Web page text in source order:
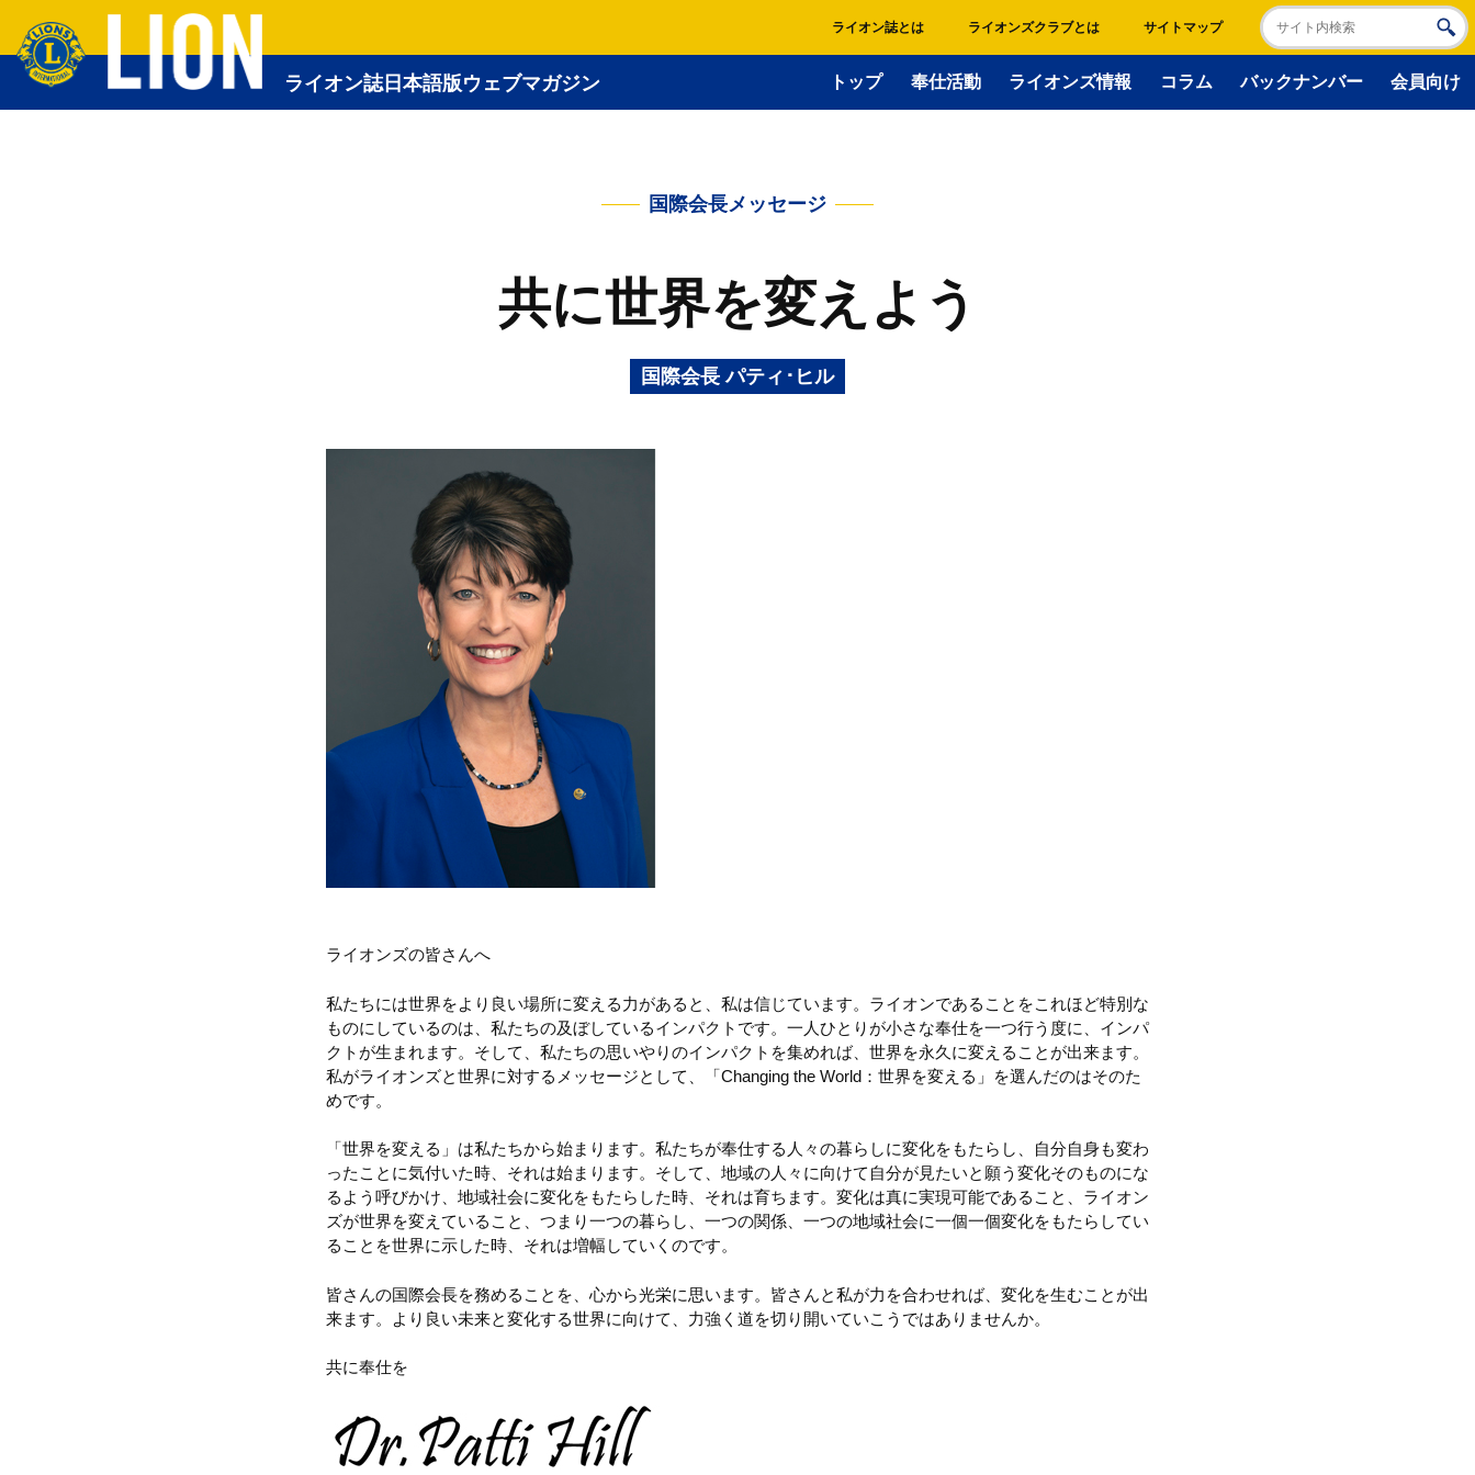
ライオン誌日本語版ウェブマガジン
ライオン誌とは ライオンズクラブとは サイトマップ
トップ 奉仕活動 ライオンズ情報 コラム バックナンバー 会員向け
国際会長メッセージ
共に世界を変えよう
国際会長 パティ･ヒル
ライオンズの皆さんへ
私たちには世界をより良い場所に変える力があると、私は信じています。ライオンであることをこれほど特別な
ものにしているのは、私たちの及ぼしているインパクトです。一人ひとりが小さな奉仕を一つ行う度に、インパ
クトが生まれます。そして、私たちの思いやりのインパクトを集めれば、世界を永久に変えることが出来ます。
私がライオンズと世界に対するメッセージとして、「Changing the World：世界を変える」を選んだのはそのた
めです。
「世界を変える」は私たちから始まります。私たちが奉仕する人々の暮らしに変化をもたらし、自分自身も変わ
ったことに気付いた時、それは始まります。そして、地域の人々に向けて自分が見たいと願う変化そのものにな
るよう呼びかけ、地域社会に変化をもたらした時、それは育ちます。変化は真に実現可能であること、ライオン
ズが世界を変えていること、つまり一つの暮らし、一つの関係、一つの地域社会に一個一個変化をもたらしてい
ることを世界に示した時、それは増幅していくのです。
皆さんの国際会長を務めることを、心から光栄に思います。皆さんと私が力を合わせれば、変化を生むことが出
来ます。より良い未来と変化する世界に向けて、力強く道を切り開いていこうではありませんか。
共に奉仕を